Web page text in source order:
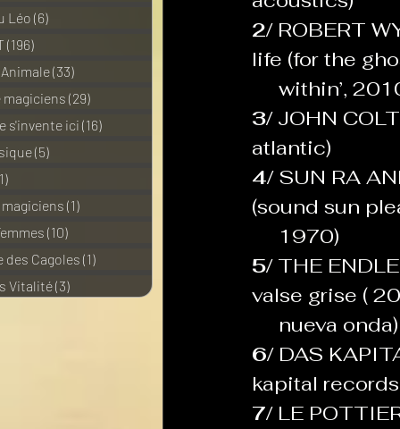
Léo (6)
(196)
(33)
(29)
s'invente ici (16)
(5)
(1)
(10)
des Cagoles (1)
Vitalité(3)
2/ ROBERT
life (for the
within’,
3/ JOHN
atlantic)
4/ SUN RA
(sound sun
     1970)
5/ THE
valse grise (
     nueva onda)
6/ DAS
kapital
7/ LE